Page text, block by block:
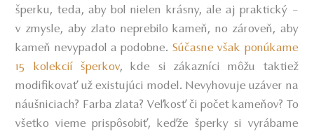
šperku, teda, aby bol nielen krásny, ale aj praktický –
v zmysle, aby zlato neprebilo kameň, no zároveň, aby
kameň nevypadol a podobne.Súčasne však ponúkame
15 kolekcií šperkov, kde si zákazníci môžu taktiež
modifikovať už existujúci model. Nevyhovuje uzáver na
náušniciach? Farba zlata? Veľkosť či počet kameňov? To
všetko vieme prispôsobiť, keďže šperky si vyrábame